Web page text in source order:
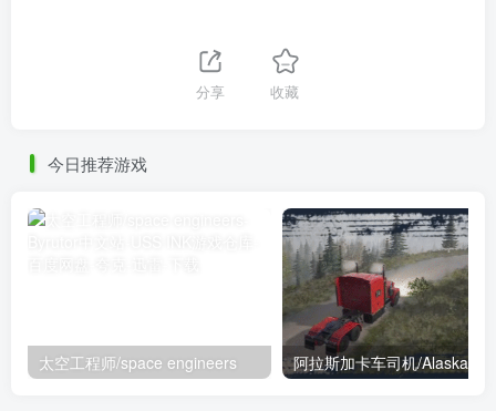
分享 收藏
今日推荐游戏
太空工程师/space engineers